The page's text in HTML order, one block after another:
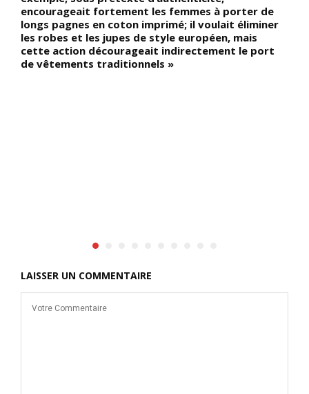
encourageait fortement les femmes à porter de
longs pagnes en coton imprimé; il voulait éliminer
les robes et les jupes de style européen, mais
cette action décourageait indirectement le port
de vêtements traditionnels »
LAISSER UN COMMENTAIRE